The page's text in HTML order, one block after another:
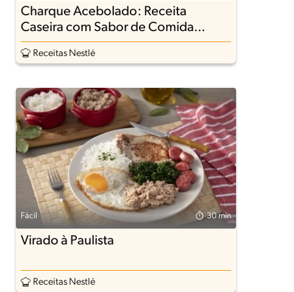
Charque Acebolado: Receita
Caseira com Sabor de Comida
Mineira
Receitas Nestlé
Fácil 30 min
Virado à Paulista
Receitas Nestlé